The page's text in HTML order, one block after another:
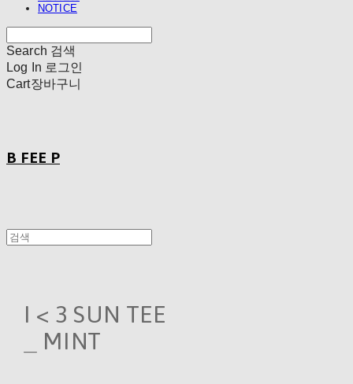
NOTICE
Search 검색
Log In 로그인
Cart장바구니
B FEE P
I < 3 SUN TEE
_ MINT